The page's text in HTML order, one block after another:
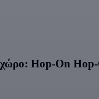
χώρο: Hop-On